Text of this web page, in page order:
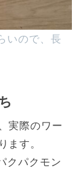
いので、長
実際のワー
ます。
クパクモン